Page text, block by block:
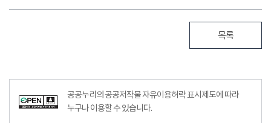
목록
공공누리의 공공저작물 자유이용허락 표시제도에 따라
누구나 이용할 수 있습니다.